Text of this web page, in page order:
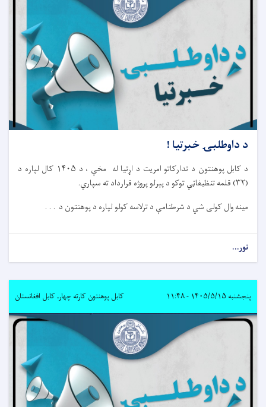
د داوطلبۍ خبرتیا !
د کابل پوهنتون د تدارکاتو امریت د اړتیا له مخې ، د ۱۴۰۵ کال لپاره د
(۳۲) قلمه تنظیفاټي توکو د پېرلو پروژه قرارداد ته سپاري.
مینه وال کولی شي د شرطنامې د ترلاسه کولو لپاره د پوهنتون د . . .
نور...
پنجشنبه ۱۴۰۵/۵/۱۵ - ۱۱:۴۸ کابل پوهنتون کارته چهارـ کابل افغانستان